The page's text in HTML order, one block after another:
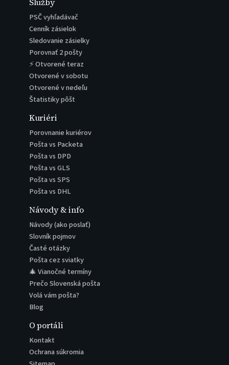
PSČ vyhľadávač
Cenník zásielok
Sledovanie zásielky
Porovnať 2 pošty
⚡ Otvorené teraz
Otvorené v sobotu
Otvorené v nedeľu
Štatistiky pôšt
Kuriéri
Porovnanie kuriérov
Pošta vs Packeta
Pošta vs DPD
Pošta vs GLS
Pošta vs SPS
Pošta vs DHL
Návody & info
Návody (ako poslať)
Slovník pojmov
Časté otázky
Pošta cez sviatky
🎄 Vianočné termíny
Prečo Slovenská pošta
Volá vám pošta?
Blog
O portáli
Kontakt
Ochrana súkromia